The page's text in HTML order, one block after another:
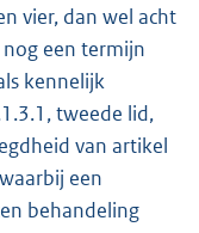
vier, dan wel acht
een termijn
kennelijk
tweede lid,
van artikel
een
behandeling